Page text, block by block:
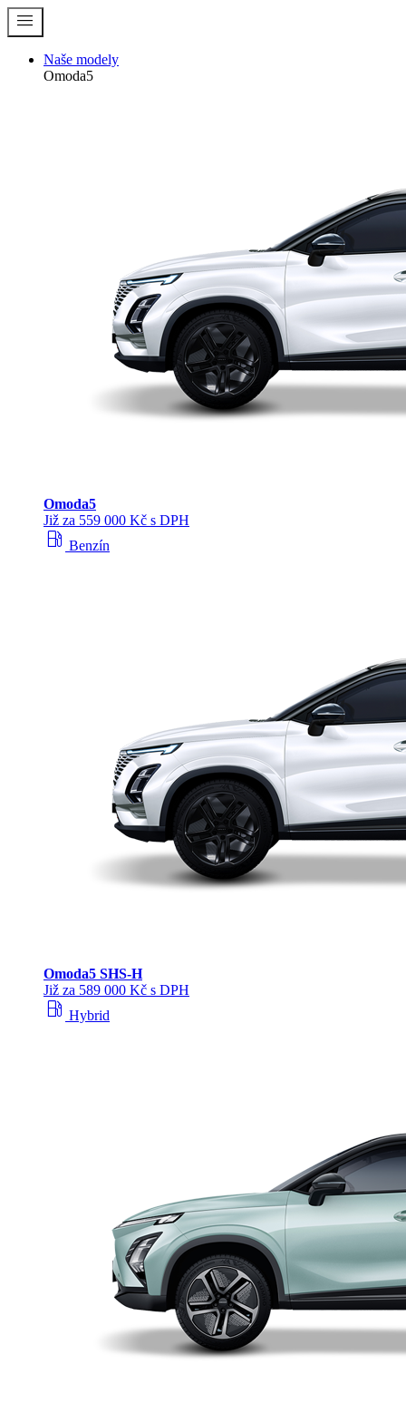
menu
Naše modely
Omoda5
Omoda5
Již za 559 000 Kč s DPH
local_gas_station Benzín
Omoda5 SHS‑H
Již za 589 000 Kč s DPH
local_gas_station Hybrid